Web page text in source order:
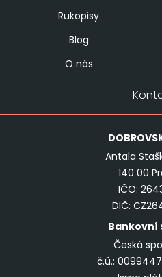
Rukopisy
Blog
O nás
Antala
140 00
IČO:
DIČ:
Bankovní
Česká
č.ú.: